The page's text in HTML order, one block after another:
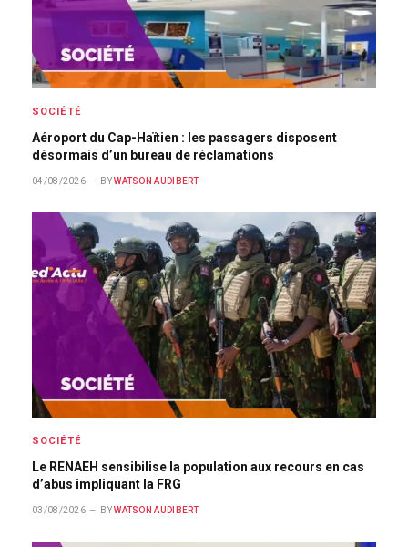
SOCIÉTÉ
Aéroport du Cap-Haïtien : les passagers disposent
désormais d’un bureau de réclamations
04/08/2026 BY WATSON AUDIBERT
SOCIÉTÉ
Le RENAEH sensibilise la population aux recours en cas
d’abus impliquant la FRG
03/08/2026 BY WATSON AUDIBERT